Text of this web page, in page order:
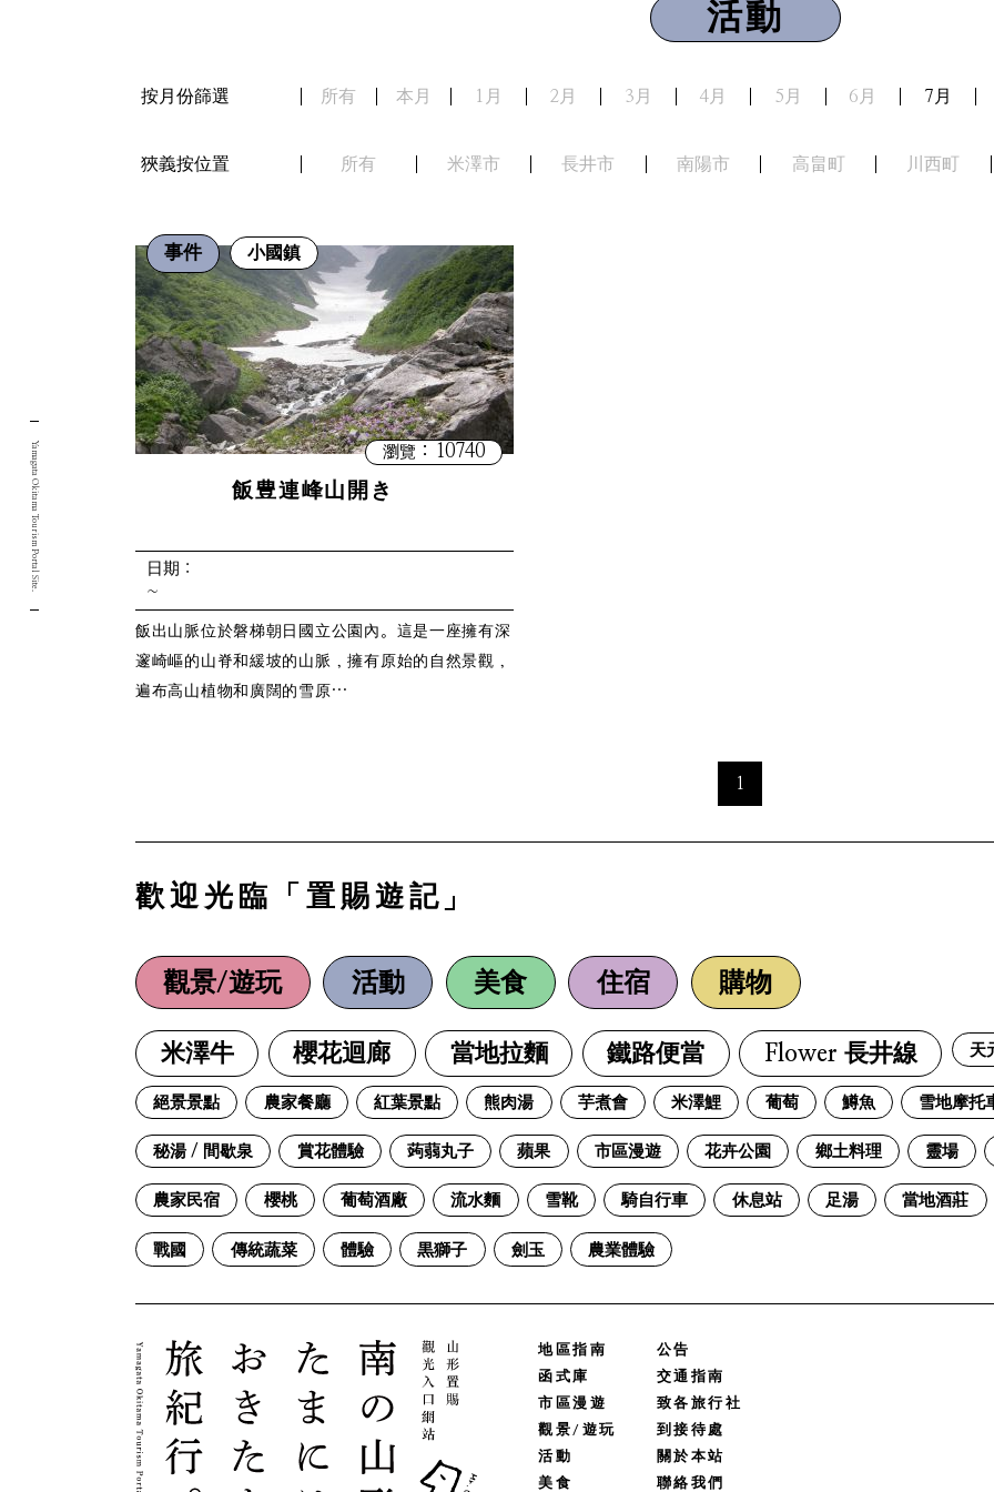
活動
按月份篩選 所有 本月 1月 2月 3月 4月 5月 6月 7月
狹義按位置 所有 米澤市 長井市 南陽市 高畠町 川西町
事件 小國鎮
瀏覽 ：10740
飯豊連峰山開き
日期：
~
飯出山脈位於磐梯朝日國立公園內。這是一座擁有深
邃崎嶇的山脊和緩坡的山脈，擁有原始的自然景觀，
遍布高山植物和廣闊的雪原…
1
歡迎光臨「置賜遊記」
觀景/遊玩 活動 美食 住宿 購物
米澤牛 櫻花迴廊 當地拉麵 鐵路便當 Flower 長井線 天
絕景景點 農家餐廳 紅葉景點 熊肉湯 芋煮會 米澤鯉 葡萄 鱒魚 雪地摩托
秘湯 / 間歇泉 賞花體驗 蒟蒻丸子 蘋果 市區漫遊 花卉公園 鄉土料理 靈場
農家民宿 櫻桃 葡萄酒廠 流水麵 雪靴 騎自行車 休息站 足湯 當地酒莊
戰國 傳統蔬菜 體驗 黒獅子 劍玉 農業體驗
地區指南
函式庫
市區漫遊
觀景/遊玩
活動
美食
公告
交通指南
致各旅行社
到接待處
關於本站
聯絡我們
Yamagata Okitama Tourism Portal Site.